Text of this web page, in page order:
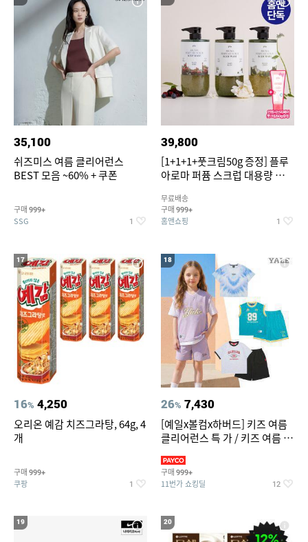
35,100
쉬즈미스 여름 클리어런스
BEST 모음 ~60% + 쿠폰
구매 999+
SSG 1
39,800
[1+1+1+풋크림50g 증정] 플루
아로마 퍼퓸 스크럽 대용량 바디
무료배송
구매 999+
홈앤쇼핑 1
17
16% 4,250
오리온 예감 치즈그라탕, 64g, 4
개
구매 999+
쿠팡 1
18
26% 7,430
[예일x볼컴x하버드] 키즈 여름
클리어런스 특 가 / 키즈 여름 수
구매 999+
11번가 쇼킹딜 12
19 20